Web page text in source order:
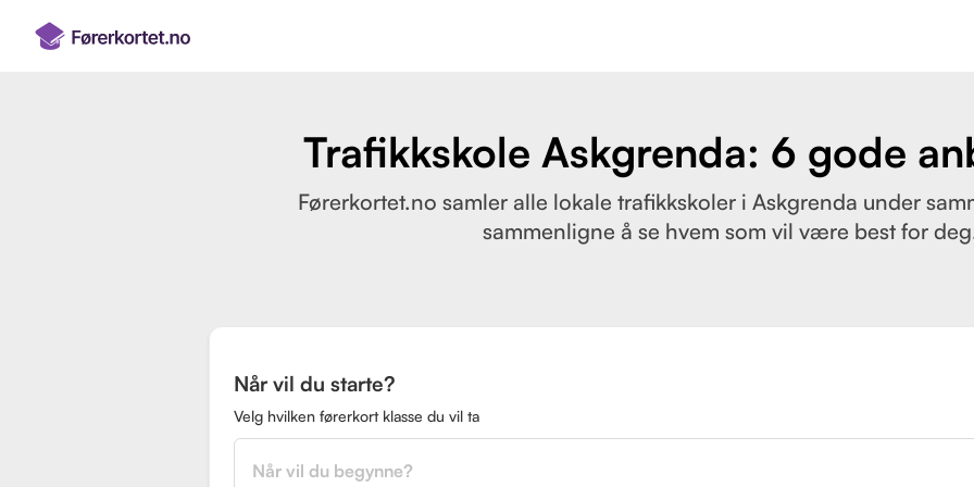
Trafikkskole Askgrenda: 6 gode
Førerkortet.no samler alle lokale trafikkskoler i Askgrenda under
sammenligne å se hvem som vil være best for
Når vil du starte?
Velg hvilken førerkort klasse du vil ta
Når vil du begynne?